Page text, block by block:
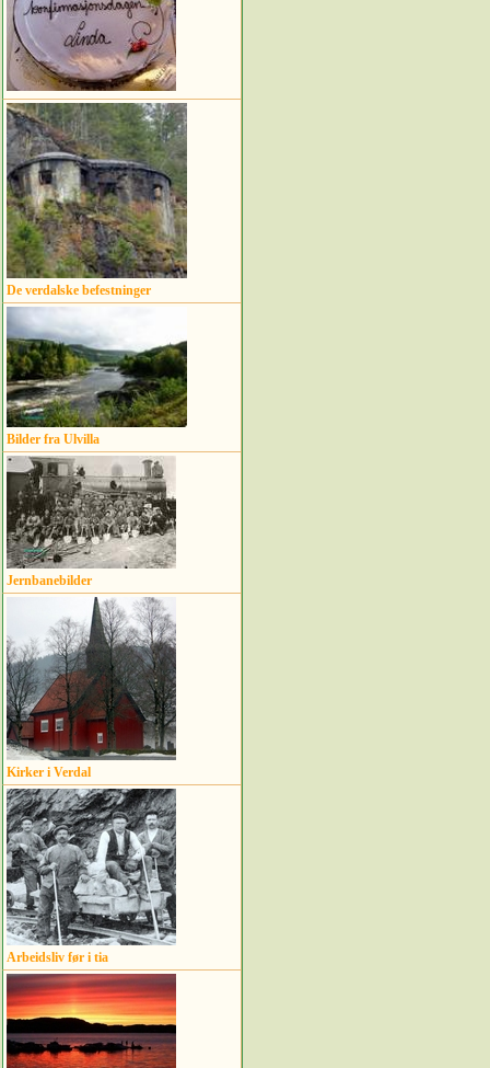
De verdalske befestninger
Bilder fra Ulvilla
Jernbanebilder
Kirker i Verdal
Arbeidsliv før i tia